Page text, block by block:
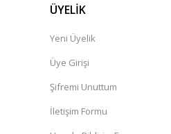
ÜYELİK
Yeni Üyelik
Üye Girişi
Şifremi Unuttum
İletişim Formu